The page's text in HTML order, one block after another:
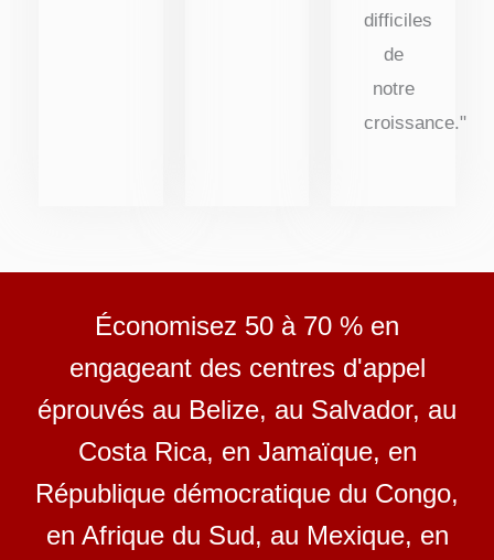
difficiles
de
notre
croissance."
Économisez 50 à 70 % en
engageant des centres d'appel
éprouvés au Belize, au Salvador, au
Costa Rica, en Jamaïque, en
République démocratique du Congo,
en Afrique du Sud, au Mexique, en